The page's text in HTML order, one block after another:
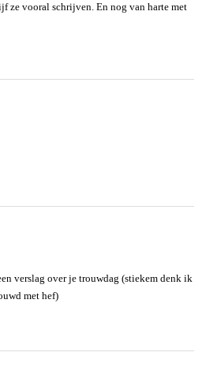
ze vooral schrijven. En nog van harte met
verslag over je trouwdag (stiekem denk ik
met hef)